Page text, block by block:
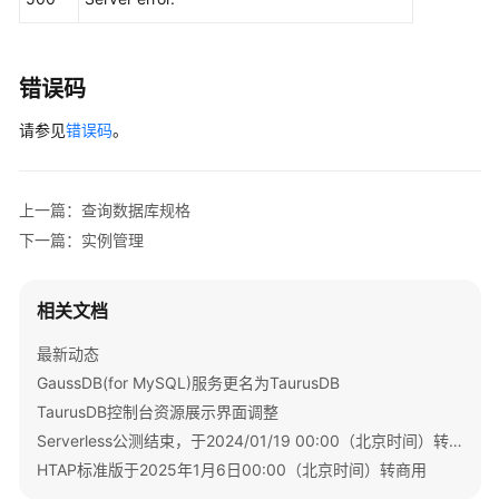
助
文
载
参
考
品
术
语
错误码
请参见错误码。
上一篇：查询数据库规格
下一篇：实例管理
相关文档
最新动态
GaussDB(for MySQL)服务更名为TaurusDB
TaurusDB控制台资源展示界面调整
Serverless公测结束，于2024/01/19 00:00（北京时间）转商用
HTAP标准版于2025年1月6日00:00（北京时间）转商用